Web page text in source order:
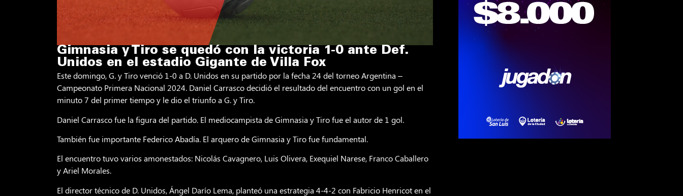
Gimnasia y Tiro se quedó con la victoria 1-0 ante Def.
Unidos en el estadio Gigante de Villa Fox
Este domingo, G. y Tiro venció 1-0 a D. Unidos en su partido por la fecha 24 del torneo Argentina –
Campeonato Primera Nacional 2024. Daniel Carrasco decidió el resultado del encuentro con un gol en el
minuto 7 del primer tiempo y le dio el triunfo a G. y Tiro.
Daniel Carrasco fue la figura del partido. El mediocampista de Gimnasia y Tiro fue el autor de 1 gol.
También fue importante Federico Abadía. El arquero de Gimnasia y Tiro fue fundamental.
El encuentro tuvo varios amonestados: Nicolás Cavagnero, Luis Olivera, Exequiel Narese, Franco Caballero
y Ariel Morales.
El director técnico de D. Unidos, Ángel Darío Lema, planteó una estrategia 4-4-2 con Fabricio Henricot en el